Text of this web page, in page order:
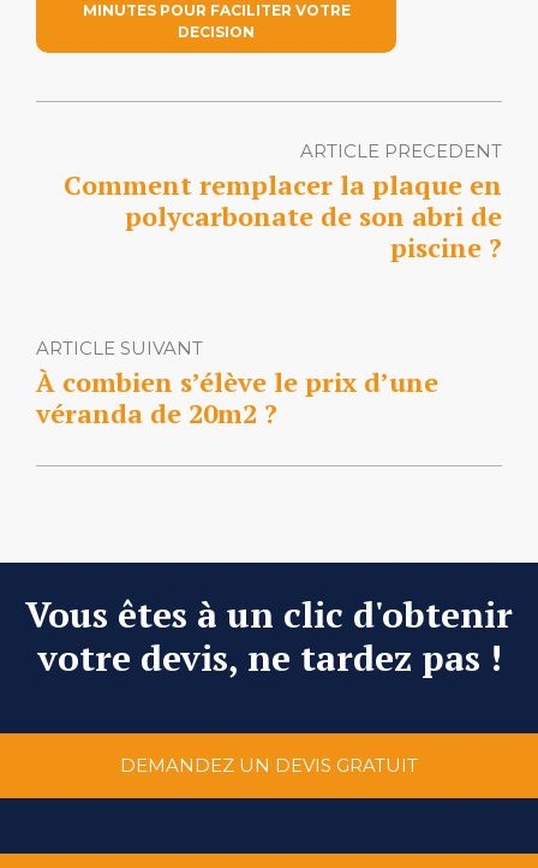
MINUTES POUR FACILITER VOTRE
DECISION
ARTICLE PRECEDENT
Comment remplacer la plaque en
polycarbonate de son abri de
piscine ?
ARTICLE SUIVANT
À combien s’élève le prix d’une
véranda de 20m2 ?
Vous êtes à un clic d'obtenir
votre devis, ne tardez pas !
DEMANDEZ UN DEVIS GRATUIT